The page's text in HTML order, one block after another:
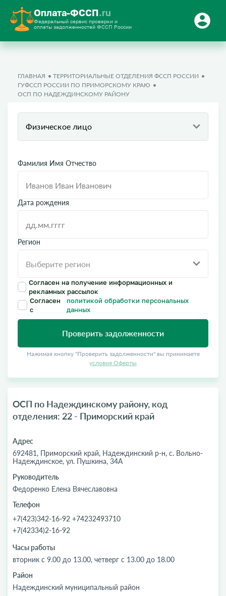
Оплата-ФССП.ru
Федеральный сервис проверки и
оплаты задолженностей ФССП России
ГЛАВНАЯ
ТЕРРИТОРИАЛЬНЫЕ ОТДЕЛЕНИЯ ФССП РОССИИ
ГУФССП РОССИИ ПО ПРИМОРСКОМУ КРАЮ
ОСП ПО НАДЕЖДИНСКОМУ РАЙОНУ
Физическое лицо
Фамилия Имя Отчество
Дата рождения
Регион
Согласен на получение информационных и
рекламных рассылок
Согласен
с
политикой обработки персональных
данных
Проверить задолженности
Нажимая кнопку "Проверить задолженности" вы принимаете
условия Оферты
ОСП по Надеждинскому району, код
отделения: 22 - Приморский край
Адрес
692481, Приморский край, Надеждинский р-н, с. Вольно-
Надеждинское, ул. Пушкина, 34А
Руководитель
Федоренко Елена Вячеславовна
Телефон
+7(423)342-16-92 +74232493710
+7(42334)2-16-92
Часы работы
вторник с 9.00 до 13.00, четверг с 13.00 до 18.00
Район
Надеждинский муниципальный район